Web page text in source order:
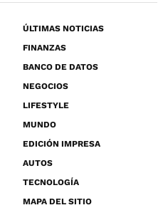
ÚLTIMAS NOTICIAS
FINANZAS
BANCO DE DATOS
NEGOCIOS
LIFESTYLE
MUNDO
EDICIÓN IMPRESA
AUTOS
TECNOLOGÍA
MAPA DEL SITIO